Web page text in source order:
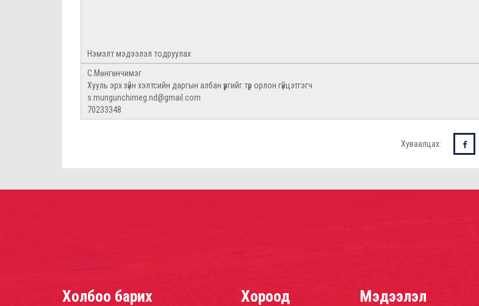
Нэмэлт мэдээлэл тодруулах
С.Мөнгөнчимэг
Хууль эрх зүйн хэлтсийн даргын албан үүргийг түр орлон гүйцэтгэгч
s.mungunchimeg.nd@gmail.com
70233348
Хуваалцах:
Холбоо барих Хороод Мэдээлэл